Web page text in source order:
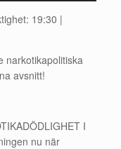
19:30 |
narkotikapolitiska
avsnitt!
I
nu när